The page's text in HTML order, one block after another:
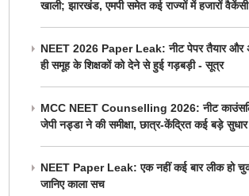
खाली; झारखंड, एमपी समेत कई राज्यों में हजारों वैकेंसी
NEET 2026 Paper Leak: नीट पेपर तैयार और
ही समूह के शिक्षकों को देने से हुई गड़बड़ी - सूत्र
MCC NEET Counselling 2026: नीट
जेपी नड्डा ने की समीक्षा, छात्र-केंद्रित कई बड़े सुधार
NEET Paper Leak: एक नहीं कई बार लीक हो
जानिए काला सच